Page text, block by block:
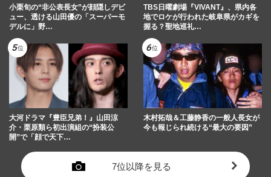
小栗旬の“非公表長女”が顔隠しデビ
ュー、透ける山田優の「スーパーモ
デルに」野…
TBS日曜劇場『VIVANT』、県内各
地でロケが行われた岐阜県がカギを
握る？聖地巡礼…
大河ドラマ『豊臣兄弟！』山田涼
介・栗原類ら初出演組の“扮装公
開”で「顔で天下…
木村拓哉＆工藤静香の一般人長女が
今も報じられ続ける“最大の要因”
7位以降を見る